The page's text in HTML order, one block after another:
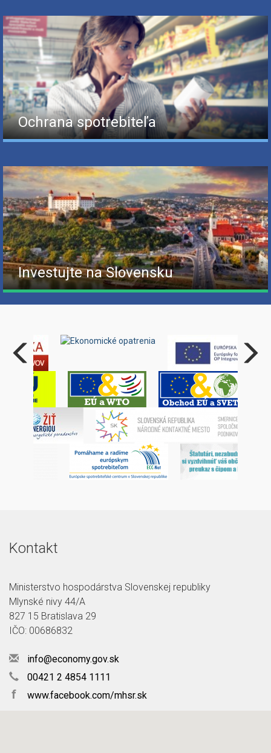
Ochrana spotrebiteľa
Investujte na Slovensku
Kontakt
Ministerstvo hospodárstva Slovenskej republiky
Mlynské nivy 44/A
827 15 Bratislava 29
IČO: 00686832
info@economy.gov.sk
00421 2 4854 1111
f www.facebook.com/mhsr.sk